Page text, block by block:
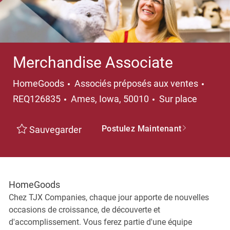
Merchandise Associate
HomeGoods Catégorie
Associés préposés aux ventes
REQ126835
Emplacement
Ames, Iowa, 50010 Sur place
Sauvegarder Postulez Maintenant
HomeGoods
Chez TJX Companies, chaque jour apporte de nouvelles
occasions de croissance, de découverte et
d'accomplissement. Vous ferez partie d'une équipe